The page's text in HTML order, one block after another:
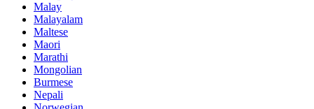
Malay
Malayalam
Maltese
Maori
Marathi
Mongolian
Burmese
Nepali